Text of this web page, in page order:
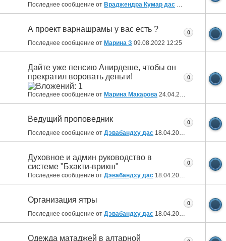
Последнее сообщение от Враджендра Кумар дас 14:26
А проект варнашрамы у вас есть ?
Последнее сообщение от Марина З 09.08.2022 12:25
0
Дайте уже пенсию Анирдеше, чтобы он
прекратил воровать деньги!
Последнее сообщение от Марина Макарова 24.04.2022
0
Ведущий проповедник
Последнее сообщение от Дэвабандху дас 18.04.2022
0
Духовное и админ руководство в
системе "Бхакти-врикш"
Последнее сообщение от Дэвабандху дас 18.04.2022
0
Организация ятры
Последнее сообщение от Дэвабандху дас 18.04.2022
0
Одежда матаджей в алтарной